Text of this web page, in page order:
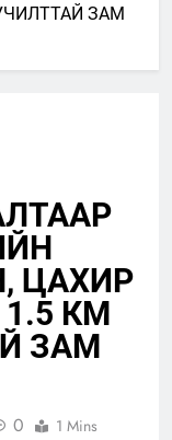
ЗАМ
ЦАХИР
КМ
ЗАМ
0 1 Mins